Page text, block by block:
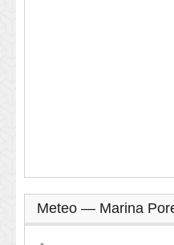
Meteo — Marina